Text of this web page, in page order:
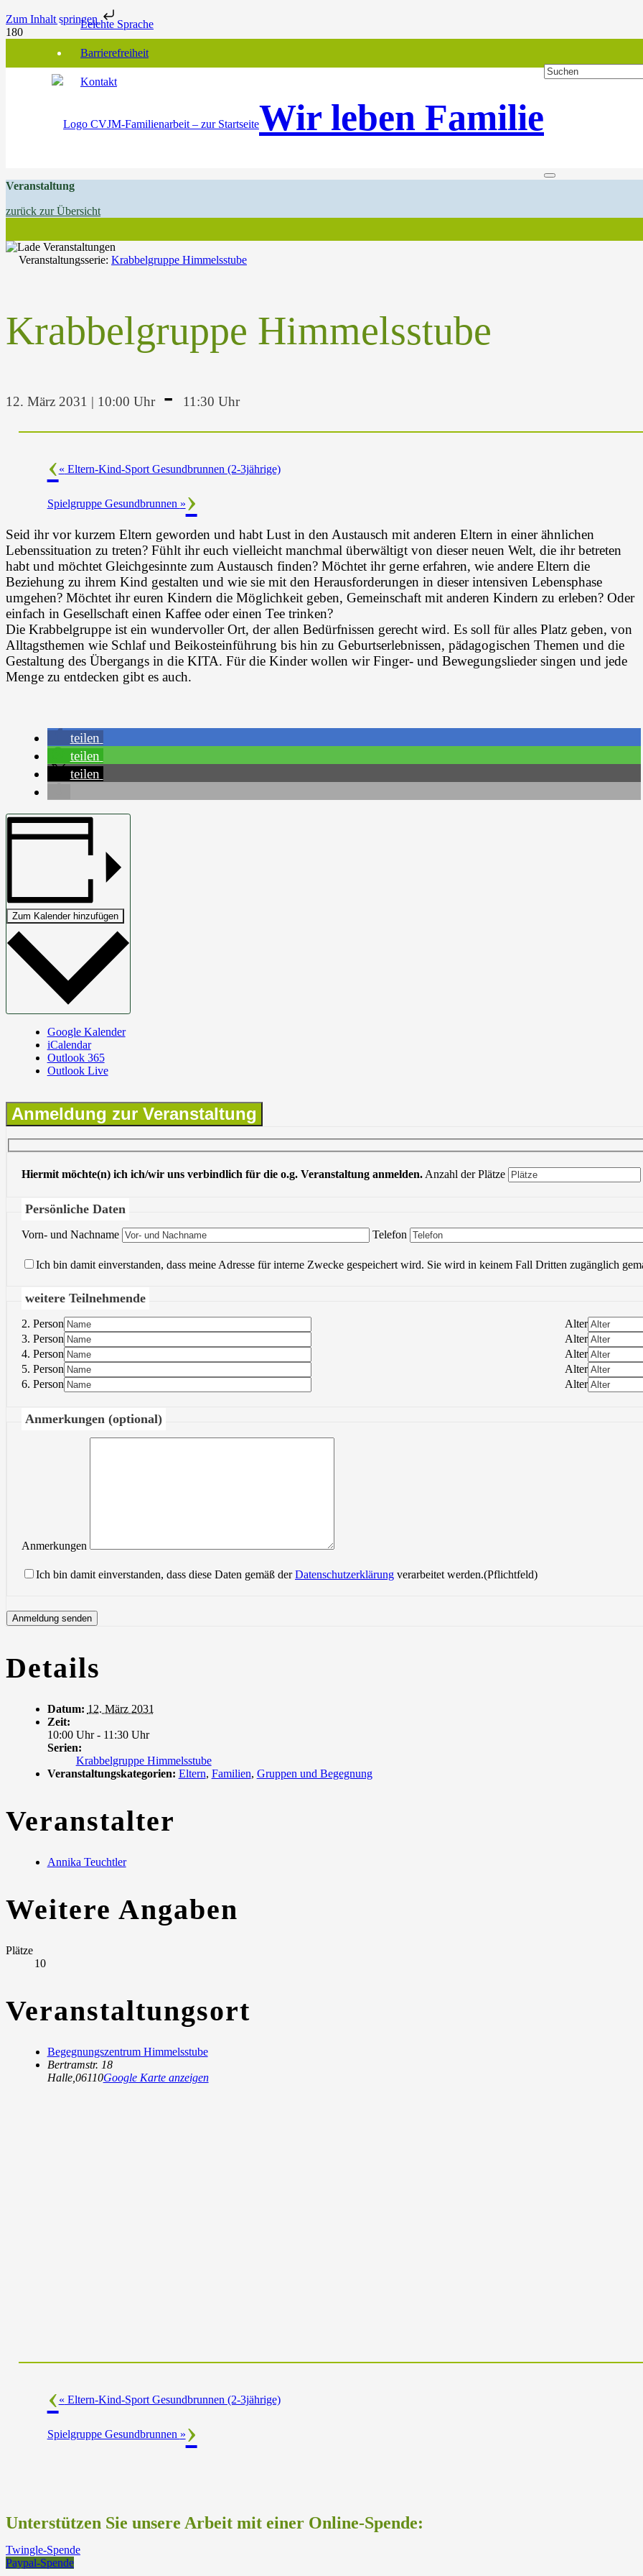
Zum Inhalt springenLeichte Sprache
Barrierefreiheit
Kontakt
Wir leben Familie
Veranstaltung
zurück zur Übersicht
Veranstaltungsserie: Krabbelgruppe Himmelsstube
Krabbelgruppe Himmelsstube
12. März 2031 | 10:00 Uhr- 11:30 Uhr
« Eltern-Kind-Sport Gesundbrunnen (2-3jährige)
Spielgruppe Gesundbrunnen »
Seid ihr vor kurzem Eltern geworden und habt Lust in den Austausch mit anderen Eltern in einer ähnlichen
Lebenssituation zu treten? Fühlt ihr euch vielleicht manchmal überwältigt von dieser neuen Welt, die ihr betreten
habt und möchtet Gleichgesinnte zum Austausch finden? Möchtet ihr gerne erfahren, wie andere Eltern die
Beziehung zu ihrem Kind gestalten und wie sie mit den Herausforderungen in dieser intensiven Lebensphase
umgehen? Möchtet ihr euren Kindern die Möglichkeit geben, Gemeinschaft mit anderen Kindern zu erleben? Oder
einfach in Gesellschaft einen Kaffee oder einen Tee trinken?
Die Krabbelgruppe ist ein wundervoller Ort, der allen Bedürfnissen gerecht wird. Es soll für alles Platz geben, von
Alltagsthemen wie Schlaf und Beikosteinführung bis hin zu Geburtserlebnissen, pädagogischen Themen und die
Gestaltung des Übergangs in die KITA. Für die Kinder wollen wir Finger- und Bewegungslieder singen und jede
Menge zu entdecken gibt es auch.
teilen
teilen
teilen
Zum Kalender hinzufügen
Google Kalender
iCalendar
Outlook 365
Outlook Live
Anmeldung zur Veranstaltung
Hiermit möchte(n) ich ich/wir uns verbindlich für die o.g. Veranstaltung anmelden.Anzahl der Plätze
Persönliche Daten
Vorn- und Nachname Bitte lasse dieses Feld leer.
Telefon
Ich bin damit einverstanden, dass meine Adresse für interne Zwecke gespeichert wird. Sie wird in keinem Fall Dritten zugänglich
weitere Teilnehmende
2. Person
Alter
3. Person
Alter
4. Person
Alter
5. Person
Alter
6. Person
Alter
Anmerkungen (optional)
Anmerkungen
Ich bin damit einverstanden, dass diese Daten gemäß derDatenschutzerklärung verarbeitet werden.(Pflichtfeld)
Details
Datum: 12. März 2031
Zeit:
10:00 Uhr - 11:30 Uhr
Serien:
Krabbelgruppe Himmelsstube
Veranstaltungskategorien: Eltern, Familien, Gruppen und Begegnung
Veranstalter
Annika Teuchtler
Weitere Angaben
Plätze
10
Veranstaltungsort
Begegnungszentrum Himmelsstube
Bertramstr. 18
Halle, 06110Google Karte anzeigen
« Eltern-Kind-Sport Gesundbrunnen (2-3jährige)
Spielgruppe Gesundbrunnen »
Unterstützen Sie unsere Arbeit mit einer Online-Spende:
Twingle-Spende
Paypal-Spende